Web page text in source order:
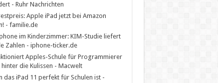
- Ruhr Nachrichten
Apple iPad jetzt bei Amazon
- familie.de
im Kinderzimmer: KIM-Studie liefert
Zahlen - iphone-ticker.de
Apples-Schule für Programmierer
hinter die Kulissen - Macwelt
das iPad 11 perfekt für Schulen ist -